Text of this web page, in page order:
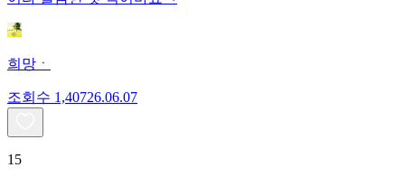
희망ㆍ
조회수 1,40726.06.07
15